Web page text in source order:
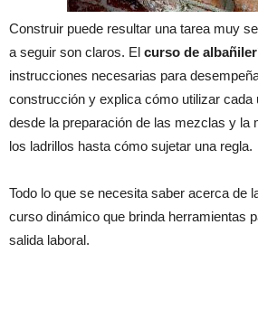
Construir puede resultar una tarea muy
a seguir son claros. El curso de
instrucciones necesarias para
construcción y explica cómo utilizar cada
desde la preparación de las mezclas y la
los ladrillos hasta cómo sujetar una regla.
Todo lo que se necesita saber acerca de
curso dinámico que brinda herramientas
salida laboral.